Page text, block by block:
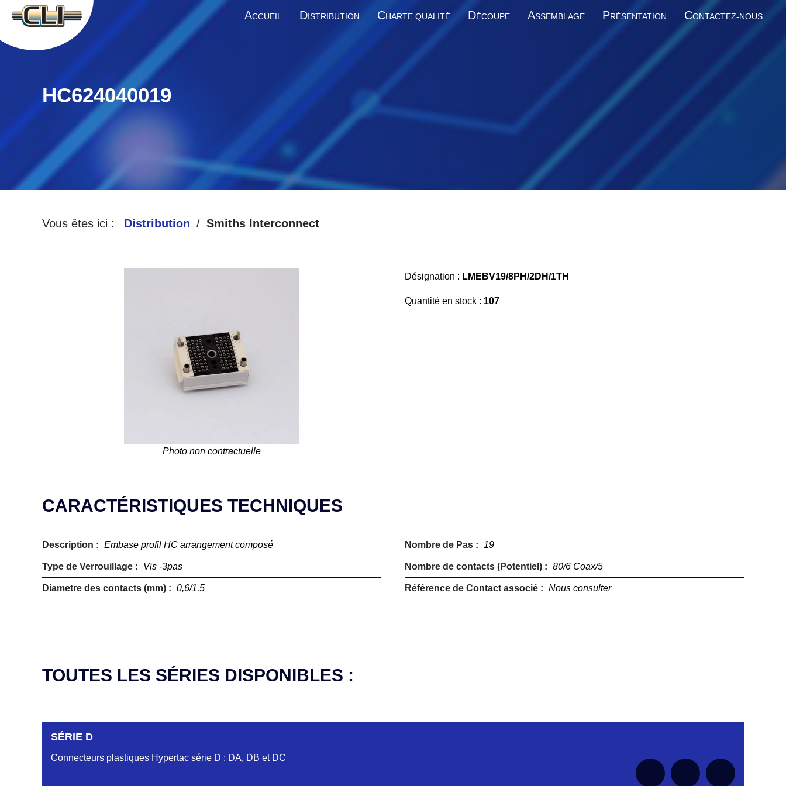
ACCUEIL DISTRIBUTION CHARTE QUALITÉ DÉCOUPE ASSEMBLAGE PRÉSENTATION CONTACTEZ-NOUS
HC624040019
Vous êtes ici : Distribution Smiths Interconnect
Photo non contractuelle
Désignation : LMEBV19/8PH/2DH/1TH
Quantité en stock : 107
CARACTÉRISTIQUES TECHNIQUES
Description : Embase profil HC arrangement composé Nombre de Pas : 19
Type de Verrouillage : Vis -3pas Nombre de contacts (Potentiel) : 80/6 Coax/5
Diametre des contacts (mm) : 0,6/1,5 Référence de Contact associé : Nous consulter
TOUTES LES SÉRIES DISPONIBLES :
SÉRIE D
Connecteurs plastiques Hypertac série D : DA, DB et DC